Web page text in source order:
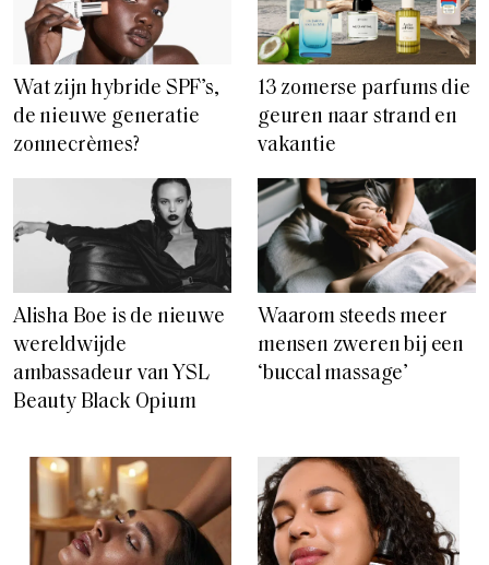
zonnecrèmes?
vakantie
Alisha Boe is de nieuwe
ambassadeur van YSL
Beauty Black Opium
Waarom steeds meer
mensen zweren bij een
‘buccal massage’